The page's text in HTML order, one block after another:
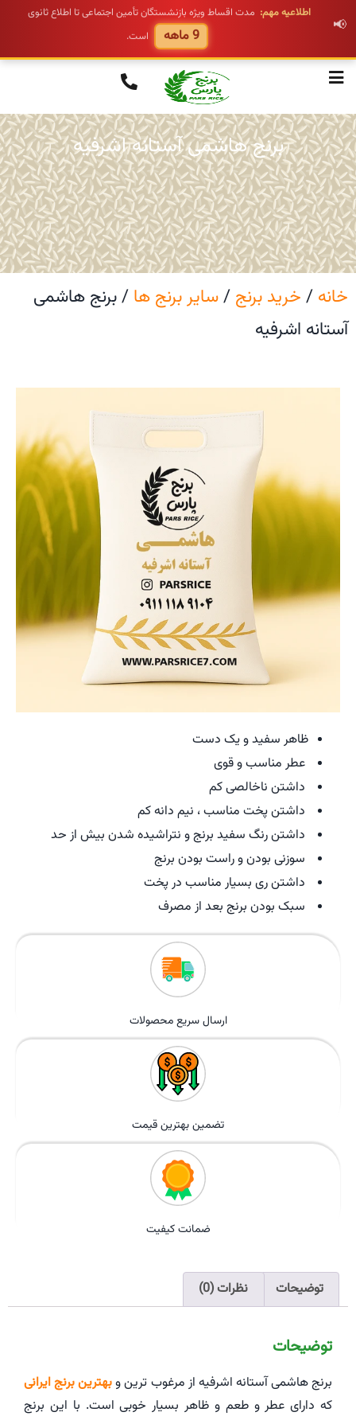
📢
اطلاعیه مهم: مدت اقساط ویژه بازنشستگان تأمین اجتماعی تا اطلاع ثانوی
9 ماهه است.
برنج هاشمی آستانه اشرفیه
خانه / خرید برنج /سایر برنج ها / برنج هاشمی
آستانه اشرفیه
ظاهر سفید و یک دست
عطر مناسب و قوی
داشتن ناخالصی کم
داشتن پخت مناسب ، نیم دانه کم
داشتن رنگ سفید برنج و نتراشیده شدن بیش از حد
سوزنی بودن و راست بودن برنج
داشتن ری بسیار مناسب در پخت
سبک بودن برنج بعد از مصرف
ارسال سریع محصولات
تضمین بهترین قیمت
ضمانت کیفیت
توضیحات نظرات (0)
توضیحات
برنج هاشمی آستانه اشرفیه از مرغوب ترین وبهترین برنج ایرانی
که دارای عطر و طعم و ظاهر بسیار خوبی است. با این برنج